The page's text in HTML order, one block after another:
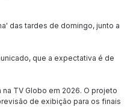
das tardes de domingo, junto a
que a expectativa é de
na TV Globo em 2026. O projeto
de exibição para os finais